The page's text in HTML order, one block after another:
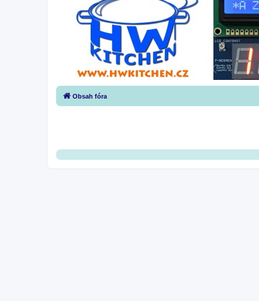
Obsah fóra